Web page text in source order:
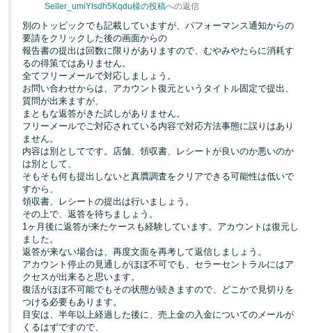
Seller_umiYlsdh5Kqdu様の投稿への返信
別のトッピックでも記載していますが、パフォーマンス通知からの
要請をクリックした後の画面からの
報告書の提出は回数に限りがありますので、むやみやたらに消耗す
るの得策ではありません。
全てフリーメールで対応しましょう。
お問い合わせからは、アカウント復元というタイトル固定で提出、
質問が出来ますが、
まともな返答がきた試しがありません。
フリーメールでご対応されている内容で対応方法事態に誤りはあり
ません。
内容は別としてです。店舗、領収書、レシートが良いのか悪いのか
は別として、
そもそも何も提出しないと真贋調査をクリアできる可能性は低いで
すから、
領収書、レシートの提出は行いましょう。
その上で、返答を待ちましょう。
1ヶ月後に返答が来たケースも経験しています。アカウントは復元し
ました。
返答が来ない場合は、再度文面を再考して返信しましょう。
アカウント停止の見通しがほぼ不可でも、セラーセントラルにはア
クセスが出来ると思います。
復活がほぼ不可能でもその状態が続きますので、どこかで見切りを
つける必要もあります。
目安は、半年以上経過した後に、売上金の入金についてのメールが
くるはずですので、